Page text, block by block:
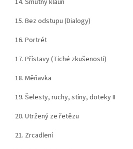
14. Smutný klaun
15. Bez odstupu (Dialogy)
16. Portrét
17. Přístavy (Tiché zkušenosti)
18. Měňavka
19. Šelesty, ruchy, stíny, doteky II
20. Utržený ze řetězu
21. Zrcadlení